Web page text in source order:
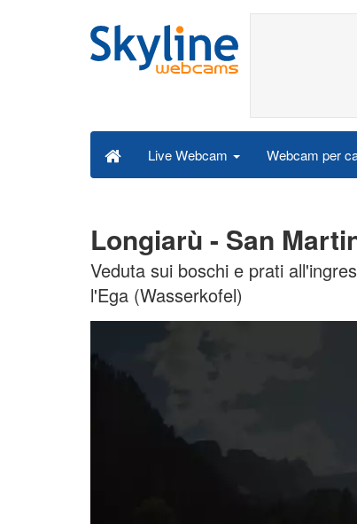
Live Webcam Webcam per
Longiarù - San
Veduta sui boschi e prati
l'Ega (Wasserkofel)